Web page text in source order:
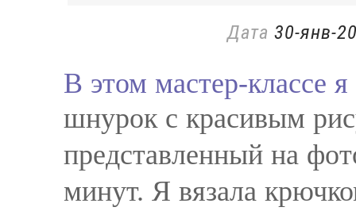
Дата 30-янв-
В этом мастер-классе
шнурок с красивым
представленный на
минут. Я вязала